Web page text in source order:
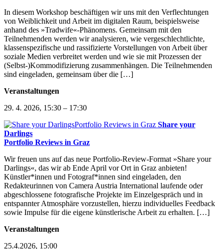
In diesem Workshop beschäftigen wir uns mit den Verflechtungen
von Weiblichkeit und Arbeit im digitalen Raum, beispielsweise
anhand des »Tradwife«-Phänomens. Gemeinsam mit den
Teilnehmenden werden wir analysieren, wie vergeschlechtlichte,
klassenspezifische und rassifizierte Vorstellungen von Arbeit über
soziale Medien verbreitet werden und wie sie mit Prozessen der
(Selbst-)Kommodifizierung zusammenhängen. Die Teilnehmenden
sind eingeladen, gemeinsam über die […]
Veranstaltungen
29. 4. 2026, 15:30 – 17:30
Share your
Darlings
Portfolio Reviews in Graz
Wir freuen uns auf das neue Portfolio-Review-Format »Share your
Darlings«, das wir ab Ende April vor Ort in Graz anbieten!
Künstler*innen und Fotograf*innen sind eingeladen, den
Redakteurinnen von Camera Austria International laufende oder
abgeschlossene fotografische Projekte im Einzelgespräch und in
entspannter Atmosphäre vorzustellen, hierzu individuelles Feedback
sowie Impulse für die eigene künstlerische Arbeit zu erhalten. […]
Veranstaltungen
25.4.2026, 15:00